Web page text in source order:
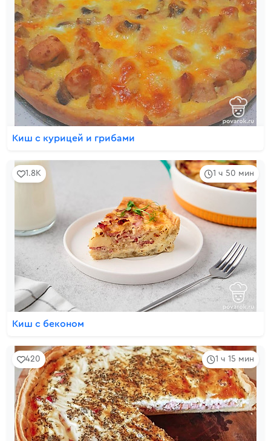
Киш с курицей и грибами
1 ч 50 мин
1.8K
Киш с беконом
1 ч 15 мин
420